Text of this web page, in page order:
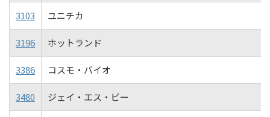
3103 ユニチカ
3196 ホットランド
3386 コスモ・バイオ
3480 ジェイ・エス・ビー